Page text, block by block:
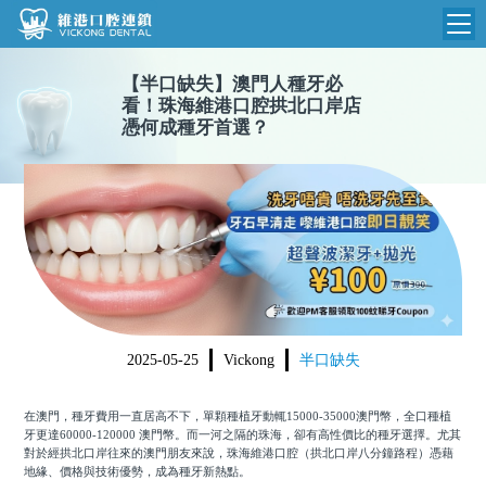
維港首頁
品牌介紹
環境設備
醫院新聞
收費標準
N
收費總表
植牙收費
根管收費
美學收費
箍牙收費
醫生團隊
門診時間
【半口缺失】 澳門人種牙必
看！珠海維港口腔拱北口岸店
憑何成種牙首選？
2025-05-25 Vickong 半口缺失
在澳門，種牙費用一直居高不下，單顆種植牙動輒15000-35000澳門幣，全口種植
牙更達60000-120000 澳門幣。而一河之隔的珠海，卻有高性價比的種牙選擇。尤其
對於經拱北口岸往來的澳門朋友來說，珠海維港口腔（拱北口岸八分鐘路程）憑藉
地緣、價格與技術優勢，成為種牙新熱點。